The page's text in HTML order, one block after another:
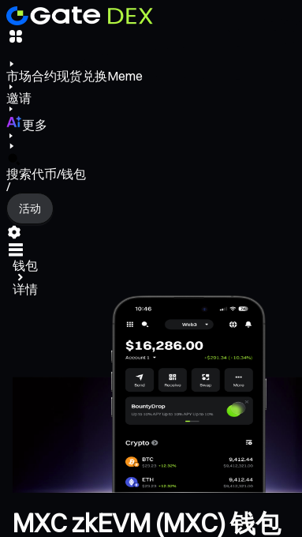
市场合约现货兑换Meme
邀请
更多
搜索代币/钱包
/
活动
钱包
详情
MXC zkEVM (MXC) 钱包